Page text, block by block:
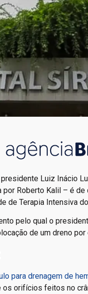
Luiz Inácio
Roberto Kalil – é
de Terapia Intensiva
pelo qual o
de um dreno
para drenagem de
os orifícios feitos no